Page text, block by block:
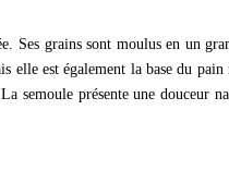
grains sont moulus en un
est également la base du
semoule présente une